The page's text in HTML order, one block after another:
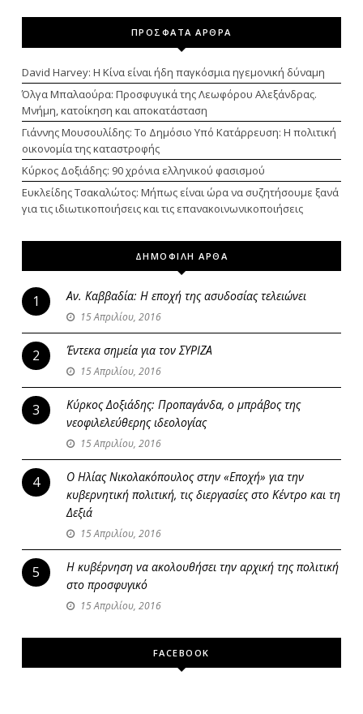
ΠΡΟΣΦΑΤΑ ΑΡΘΡΑ
David Harvey: Η Κίνα είναι ήδη παγκόσμια ηγεμονική δύναμη
Όλγα Μπαλαούρα: Προσφυγικά της Λεωφόρου Αλεξάνδρας.
Μνήμη, κατοίκηση και αποκατάσταση
Γιάννης Μουσουλίδης: Το Δημόσιο Υπό Κατάρρευση: Η πολιτική
οικονομία της καταστροφής
Κύρκος Δοξιάδης: 90 χρόνια ελληνικού φασισμού
Ευκλείδης Τσακαλώτος: Μήπως είναι ώρα να συζητήσουμε ξανά
για τις ιδιωτικοποιήσεις και τις επανακοινωνικοποιήσεις
ΔΗΜΟΦΙΛΗ ΑΡΘΑ
1 Αν. Καββαδία: Η εποχή της ασυδοσίας τελειώνει
15 Απριλίου, 2016
2 Έντεκα σημεία για τον ΣΥΡΙΖΑ
15 Απριλίου, 2016
3
Κύρκος Δοξιάδης: Προπαγάνδα, ο μπράβος της
νεοφιλελεύθερης ιδεολογίας
15 Απριλίου, 2016
4
Ο Ηλίας Νικολακόπουλος στην «Εποχή» για την
κυβερνητική πολιτική, τις διεργασίες στο Κέντρο και τη
Δεξιά
15 Απριλίου, 2016
5
Η κυβέρνηση να ακολουθήσει την αρχική της πολιτική
στο προσφυγικό
15 Απριλίου, 2016
FACEBOOK